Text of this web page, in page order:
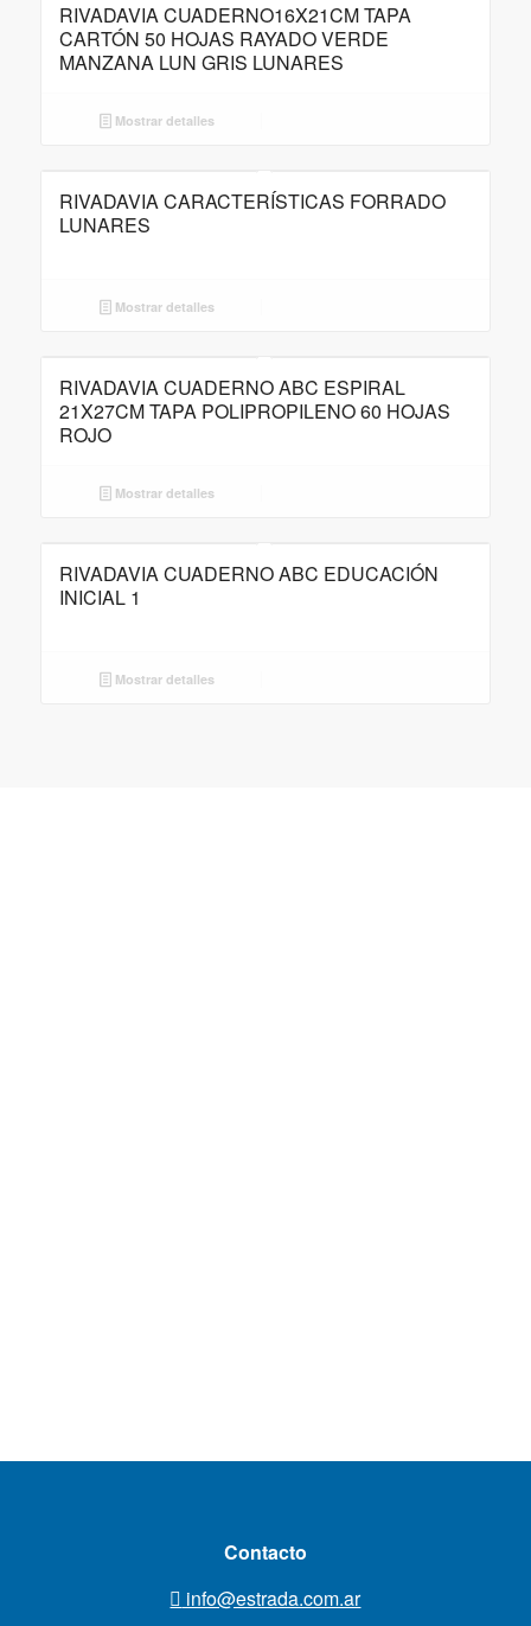
RIVADAVIA CUADERNO16X21CM TAPA
CARTÓN 50 HOJAS RAYADO VERDE
MANZANA LUN GRIS LUNARES
Mostrar detalles
RIVADAVIA CARACTERÍSTICAS FORRADO
LUNARES
Mostrar detalles
RIVADAVIA CUADERNO ABC ESPIRAL
21X27CM TAPA POLIPROPILENO 60 HOJAS
ROJO
Mostrar detalles
RIVADAVIA CUADERNO ABC EDUCACIÓN
INICIAL 1
Mostrar detalles
Contacto
info@estrada.com.ar